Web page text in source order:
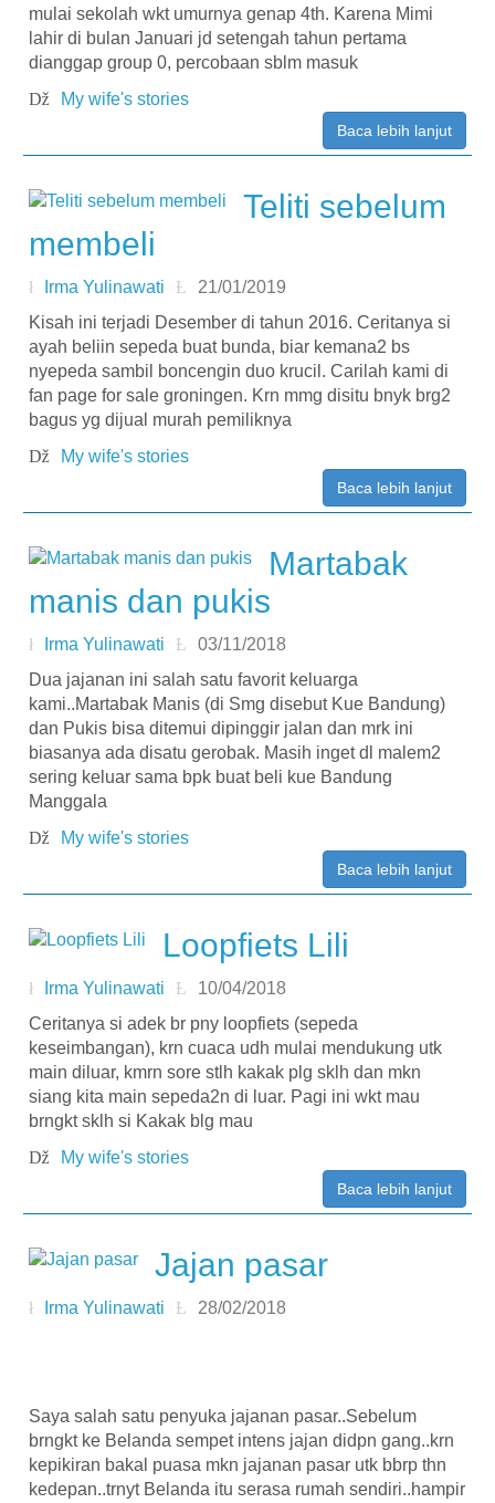
mulai sekolah wkt umurnya genap 4th. Karena Mimi
lahir di bulan Januari jd setengah tahun pertama
dianggap group 0, percobaan sblm masuk
My wife's stories
Baca lebih lanjut
Teliti sebelum
membeli
Irma Yulinawati
21/01/2019
Kisah ini terjadi Desember di tahun 2016. Ceritanya si
ayah beliin sepeda buat bunda, biar kemana2 bs
nyepeda sambil boncengin duo krucil. Carilah kami di
fan page for sale groningen. Krn mmg disitu bnyk brg2
bagus yg dijual murah pemiliknya
My wife's stories
Baca lebih lanjut
Martabak
manis dan pukis
Irma Yulinawati
03/11/2018
Dua jajanan ini salah satu favorit keluarga
kami..Martabak Manis (di Smg disebut Kue Bandung)
dan Pukis bisa ditemui dipinggir jalan dan mrk ini
biasanya ada disatu gerobak. Masih inget dl malem2
sering keluar sama bpk buat beli kue Bandung
Manggala
My wife's stories
Baca lebih lanjut
Loopfiets Lili
Irma Yulinawati
10/04/2018
Ceritanya si adek br pny loopfiets (sepeda
keseimbangan), krn cuaca udh mulai mendukung utk
main diluar, kmrn sore stlh kakak plg sklh dan mkn
siang kita main sepeda2n di luar. Pagi ini wkt mau
brngkt sklh si Kakak blg mau
My wife's stories
Baca lebih lanjut
Jajan pasar
Irma Yulinawati 28/02/2018
Saya salah satu penyuka jajanan pasar..Sebelum
brngkt ke Belanda sempet intens jajan didpn gang..krn
kepikiran bakal puasa mkn jajanan pasar utk bbrp thn
kedepan..trnyt Belanda itu serasa rumah sendiri..hampir